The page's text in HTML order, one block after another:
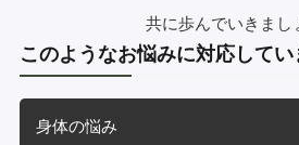
共に歩んでいきまし
このようなお悩みに対応してい
身体の悩み